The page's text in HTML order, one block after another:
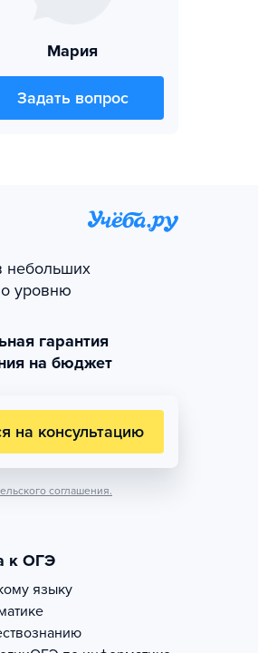
Мария
Задать вопрос
небольших
уровню
гарантия
на бюджет
на консультацию
соглашения.
к ОГЭ
языку